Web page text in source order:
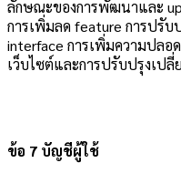
ลักษณะของการพัฒนาและ
การเพิ่มลด feature การปรั
interface การเพิ่มความปลอ
เว็บไซต์และการปรับปรุงเป
ข้อ 7 บัญชีผู้ใช้